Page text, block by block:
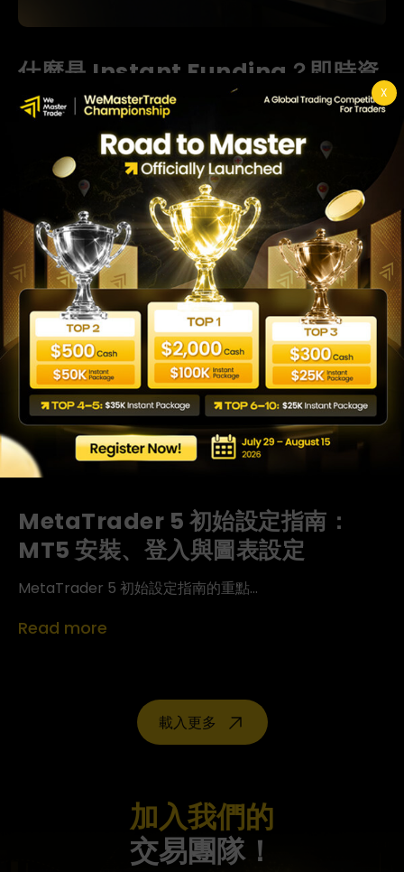
X
什麼是 Instant Funding？即時資
金 Prop Firm 入門指南
什麼是 Instant Funding？在 ...
Read more
MetaTrader 5 初始設定指南：
MT5 安裝、登入與圖表設定
MetaTrader 5 初始設定指南的重點...
Read more
載入更多
加入我們的
交易團隊！